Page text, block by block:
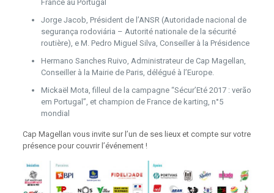
France au Portugal
Jorge Jacob, Président de l’ANSR (Autoridade nacional de
segurança rodoviária – Autorité nationale de la sécurité
routière), e M. Pedro Miguel Silva, Conseiller à la Présidence
Hermano Sanches Ruivo, Administrateur de Cap Magellan,
Conseiller à la Mairie de Paris, délégué à l’Europe.
Mickaël Mota, filleul de la campagne “Sécur’Eté 2017 : verão
em Portugal”, et champion de France de karting, n°5
mondial
Cap Magellan vous invite sur l’un de ses lieux et compte sur votre
présence pour couvrir l’événement !